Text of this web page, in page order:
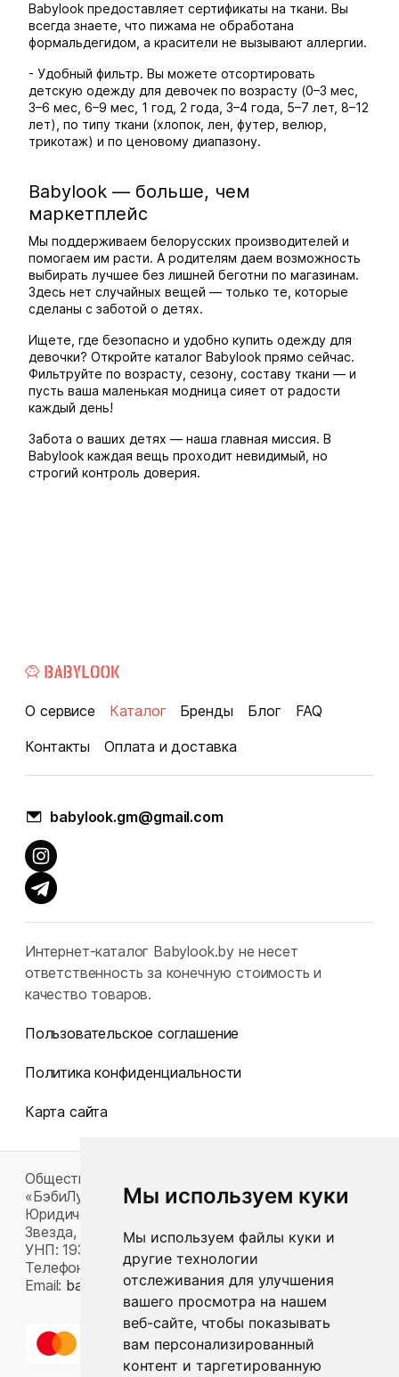
Мы используем куки
Мы используем файлы куки и
другие технологии
отслеживания для улучшения
вашего просмотра на нашем
веб-сайте, чтобы показывать
вам персонализированный
контент и таргетированную
Babylook предоставляет сертификаты на ткани. Вы
всегда знаете, что пижама не обработана
формальдегидом, а красители не вызывают аллергии.
- Удобный фильтр. Вы можете отсортировать
детскую одежду для девочек по возрасту (0–3 мес,
3–6 мес, 6–9 мес, 1 год, 2 года, 3–4 года, 5–7 лет, 8–12
лет), по типу ткани (хлопок, лен, футер, велюр,
трикотаж) и по ценовому диапазону.
Babylook — больше, чем
маркетплейс
Мы поддерживаем белорусских производителей и
помогаем им расти. А родителям даем возможность
выбирать лучшее без лишней беготни по магазинам.
Здесь нет случайных вещей — только те, которые
сделаны с заботой о детях.
Ищете, где безопасно и удобно купить одежду для
девочки? Откройте каталог Babylook прямо сейчас.
Фильтруйте по возрасту, сезону, составу ткани — и
пусть ваша маленькая модница сияет от радости
каждый день!
Забота о ваших детях — наша главная миссия. В
Babylook каждая вещь проходит невидимый, но
строгий контроль доверия.
О сервисе Каталог Бренды Блог
FAQ
Контакты
Оплата и доставка
babylook.gm@gmail.com
Интернет-каталог Babylook.by не несет
ответственность за конечную стоимость и
качество товаров.
Пользовательское соглашение
Политика конфиденциальности
Карта сайта
Общество с ограниченной ответственностью
«БэбиЛук»
Юридический адрес: 220117, г. Минск, пр-т Газеты
Звезда, д. 16, пом. 52
УНП: 193815124
Телефон:
+375 33 392 66 63
Email: babylook.gm@gmail.com .